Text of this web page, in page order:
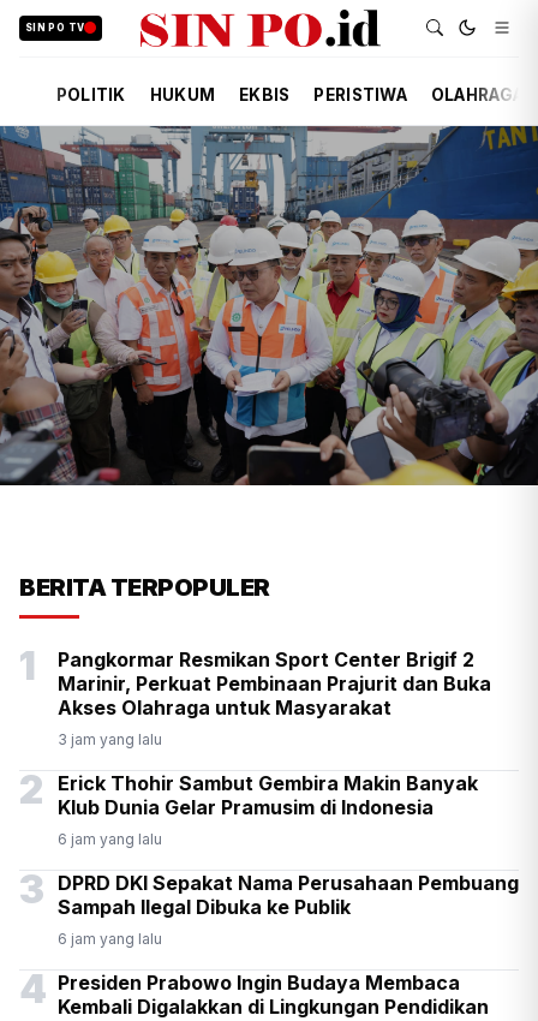
SIN PO TV
POLITIK HUKUM EKBIS PERISTIWA OLAHRAGA
KSP Kawal Pelepasan Ekspor
BERITA TERPOPULER
1
Pangkormar Resmikan Sport Center Brigif 2
Marinir, Perkuat Pembinaan Prajurit dan Buka
Akses Olahraga untuk Masyarakat
3 jam yang lalu
2
Erick Thohir Sambut Gembira Makin Banyak
Klub Dunia Gelar Pramusim di Indonesia
6 jam yang lalu
3
DPRD DKI Sepakat Nama Perusahaan Pembuang
Sampah Ilegal Dibuka ke Publik
6 jam yang lalu
4 Presiden Prabowo Ingin Budaya Membaca
Kembali Digalakkan di Lingkungan Pendidikan